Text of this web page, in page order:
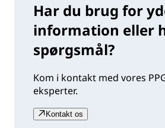
Har du brug for
information eller
spørgsmål?
Kom i kontakt med vores
eksperter.
Kontakt os